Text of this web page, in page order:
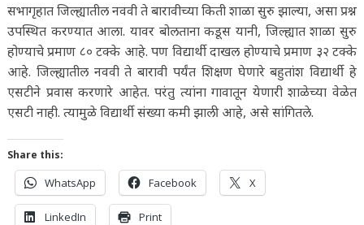
सभागृहात जिल्ह्यातील नववी ते बारावीच्या किती शाळा सुरु झाल्या, असा प्रश्न
उपस्थित करण्यात आला. यावर बोलताना कडूस यानी, जिल्ह्यात शाळा सुरु
होण्याचे प्रमाण ८० टक्के आहे. पण विद्यार्थी दाखल होण्याचे प्रमाण ३२ टक्के
आहे. जिल्ह्यातील नववी ते बारावी पर्यंत शिक्षण घेणारे बहुतांश विद्यार्थी हे
एसटीने प्रवास करणारे आहेत. परंतु त्यांना गावातून येणारी शाळेच्या वेळेत
एसटी नाही. त्यामुळे विद्यार्थी संख्या कमी झाली आहे, असे सांगितले.
Share this:
WhatsApp Facebook X
LinkedIn Print